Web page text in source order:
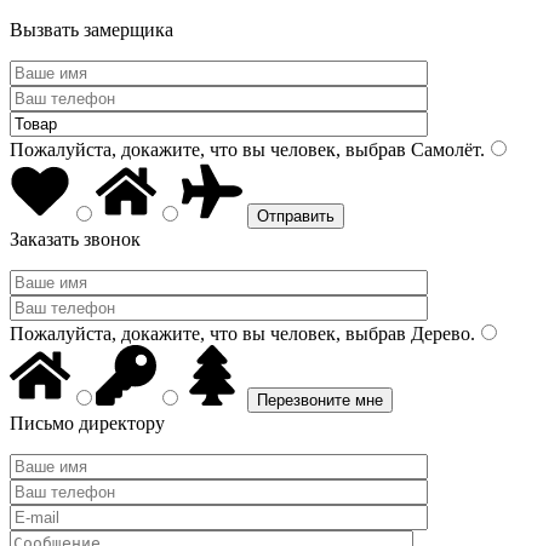
Вызвать замерщика
Пожалуйста, докажите, что вы человек, выбрав Самолёт.
Заказать звонок
Пожалуйста, докажите, что вы человек, выбрав Дерево.
Письмо директору